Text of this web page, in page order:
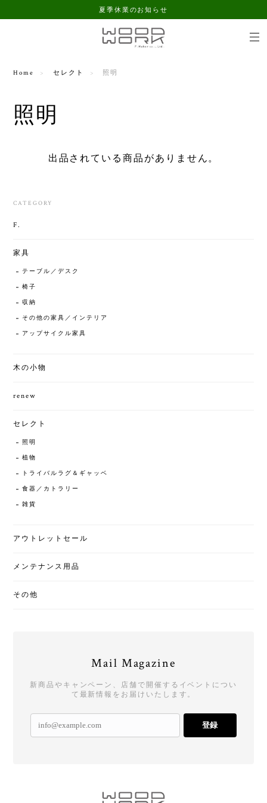
夏季休業のお知らせ
Home セレクト 照明
照明
出品されている商品がありません。
CATEGORY
F.
家具
テーブル／デスク
椅子
収納
その他の家具／インテリア
アップサイクル家具
木の小物
renew
セレクト
照明
植物
トライバルラグ＆ギャッベ
食器／カトラリー
雑貨
アウトレットセール
メンテナンス用品
その他
Mail Magazine
新商品やキャンペーン、店舗で開催するイベントについ
て最新情報をお届けいたします。
登録